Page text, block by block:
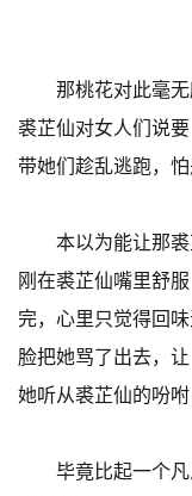
＊＊＊
那桃花对此毫无
裘芷仙对女人们说要
带她们趁乱逃跑，怕
本以为能让那裘
刚在裘芷仙嘴里舒服
完，心里只觉得回
脸把她骂了出去，让
她听从裘芷仙的吩咐
毕竟比起一个凡